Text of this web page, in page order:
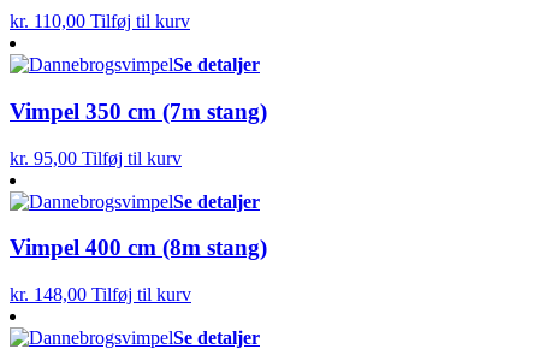
kr. 110,00 Tilføj til kurv
Se detaljer
Vimpel 350 cm (7m stang)
kr. 95,00 Tilføj til kurv
Se detaljer
Vimpel 400 cm (8m stang)
kr. 148,00 Tilføj til kurv
Se detaljer